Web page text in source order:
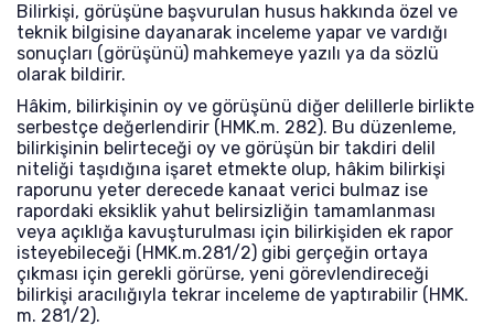
Bilirkişi, görüşüne başvurulan husus hakkında özel ve
teknik bilgisine dayanarak inceleme yapar ve vardığı
sonuçları (görüşünü) mahkemeye yazılı ya da sözlü
olarak bildirir.
Hâkim, bilirkişinin oy ve görüşünü diğer delillerle birlikte
serbestçe değerlendirir (HMK.m. 282). Bu düzenleme,
bilirkişinin belirteceği oy ve görüşün bir takdiri delil
niteliği taşıdığına işaret etmekte olup, hâkim bilirkişi
raporunu yeter derecede kanaat verici bulmaz ise
rapordaki eksiklik yahut belirsizliğin tamamlanması
veya açıklığa kavuşturulması için bilirkişiden ek rapor
isteyebileceği (HMK.m.281/2) gibi gerçeğin ortaya
çıkması için gerekli görürse, yeni görevlendireceği
bilirkişi aracılığıyla tekrar inceleme de yaptırabilir (HMK.
m. 281/2).